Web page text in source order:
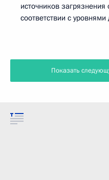
источников
соответствии с уровнями
Показать